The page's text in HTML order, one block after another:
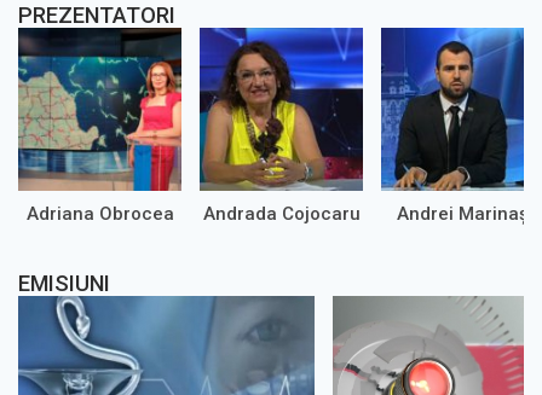
PREZENTATORI
Adriana Obrocea Andrada Cojocaru Andrei Marinaș
EMISIUNI